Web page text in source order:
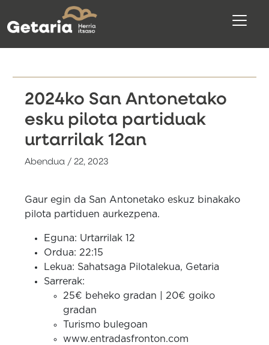
2024ko San Antonetako
esku pilota partiduak
urtarrilak 12an
Abendua / 22, 2023
Gaur egin da San Antonetako eskuz binakako
pilota partiduen aurkezpena.
Eguna: Urtarrilak 12
Ordua: 22:15
Lekua: Sahatsaga Pilotalekua, Getaria
Sarrerak:
25€ beheko gradan | 20€ goiko
gradan
Turismo bulegoan
www.entradasfronton.com